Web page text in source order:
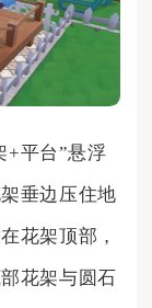
+平台”悬浮
垂边压住地
花架顶部，
花架与圆石